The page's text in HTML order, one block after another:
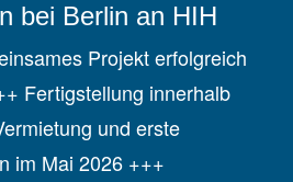
bei Berlin an HIH
Projekt erfolgreich
Fertigstellung innerhalb
und erste
im Mai 2026 +++